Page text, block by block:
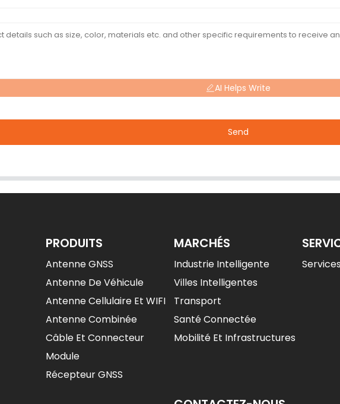
AI Helps Write
Send
PRODUITS
Antenne GNSS
Antenne De Véhicule
Antenne Cellulaire Et WIFI
Antenne Combinée
Câble Et Connecteur
Module
Récepteur GNSS
MARCHÉS
Industrie Intelligente
Villes Intelligentes
Transport
Santé Connectée
Mobilité Et Infrastructures
Services